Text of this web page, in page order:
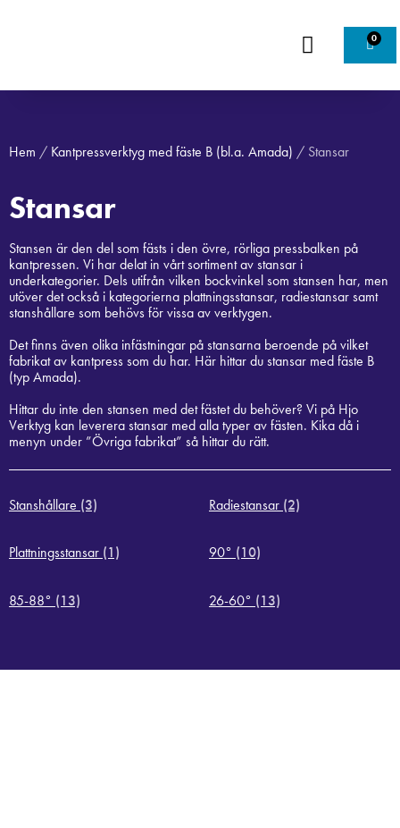
0
Hem / Kantpressverktyg med fäste B (bl.a. Amada) / Stansar
Stansar
Stansen är den del som fästs i den övre, rörliga pressbalken på
kantpressen. Vi har delat in vårt sortiment av stansar i
underkategorier. Dels utifrån vilken bockvinkel som stansen har, men
utöver det också i kategorierna plattningsstansar, radiestansar samt
stanshållare som behövs för vissa av verktygen.
Det finns även olika infästningar på stansarna beroende på vilket
fabrikat av kantpress som du har. Här hittar du stansar med fäste B
(typ Amada).
Hittar du inte den stansen med det fästet du behöver? Vi på Hjo
Verktyg kan leverera stansar med alla typer av fästen. Kika då i
menyn under ”Övriga fabrikat” så hittar du rätt.
Stanshållare (3) Radiestansar (2)
Plattningsstansar (1) 90° (10)
85-88° (13) 26-60° (13)